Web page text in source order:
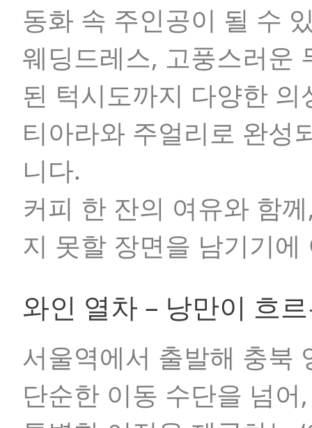
동화 속 주인공이 될 수
웨딩드레스, 고풍스러운
된 턱시도까지 다양한
티아라와 주얼리로 완성
니다.
커피 한 잔의 여유와 함
지 못할 장면을 남기기
와인 열차 – 낭만이 흐
서울역에서 출발해 충북
단순한 이동 수단을 넘어,